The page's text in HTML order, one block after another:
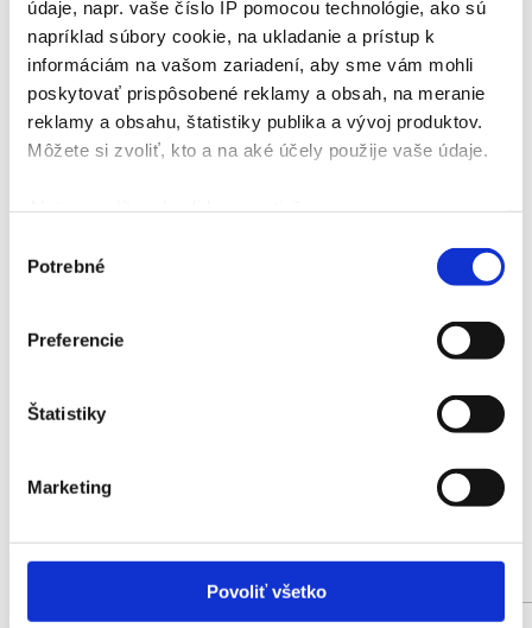
údaje, napr. vaše číslo IP pomocou technológie, ako sú
napríklad súbory cookie, na ukladanie a prístup k
informáciám na vašom zariadení, aby sme vám mohli
poskytovať prispôsobené reklamy a obsah, na meranie
reklamy a obsahu, štatistiky publika a vývoj produktov.
Môžete si zvoliť, kto a na aké účely použije vaše údaje.
polohe s presnosťou na niekoľko metrov
skenovaním konkrétnych charakteristík (odtlačky
prstov).
údaje, nájdete v časti s
. Súhlas
sociálnych médií a analýzu návštevnosti používame
súbory cookie. Informácie o tom, ako používate naše
webové stránky, poskytujeme aj našim partnerom v
súhlasu
Potrebné
Preferencie
Štatistiky
Marketing
Povoliť všetko